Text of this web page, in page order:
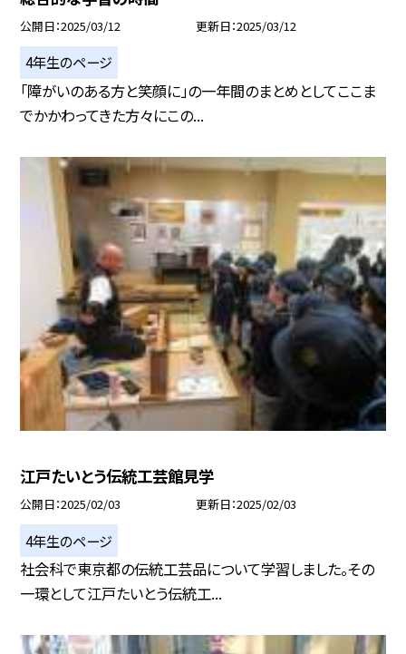
公開日 2025/03/12 更新日 2025/03/12
4年生のページ
「障がいのある方と笑顔に」の一年間のまとめとしてここま
でかかわってきた方々にこの...
江戸たいとう伝統工芸館見学
公開日 2025/02/03 更新日 2025/02/03
4年生のページ
社会科で東京都の伝統工芸品について学習しました。その
一環として江戸たいとう伝統工...